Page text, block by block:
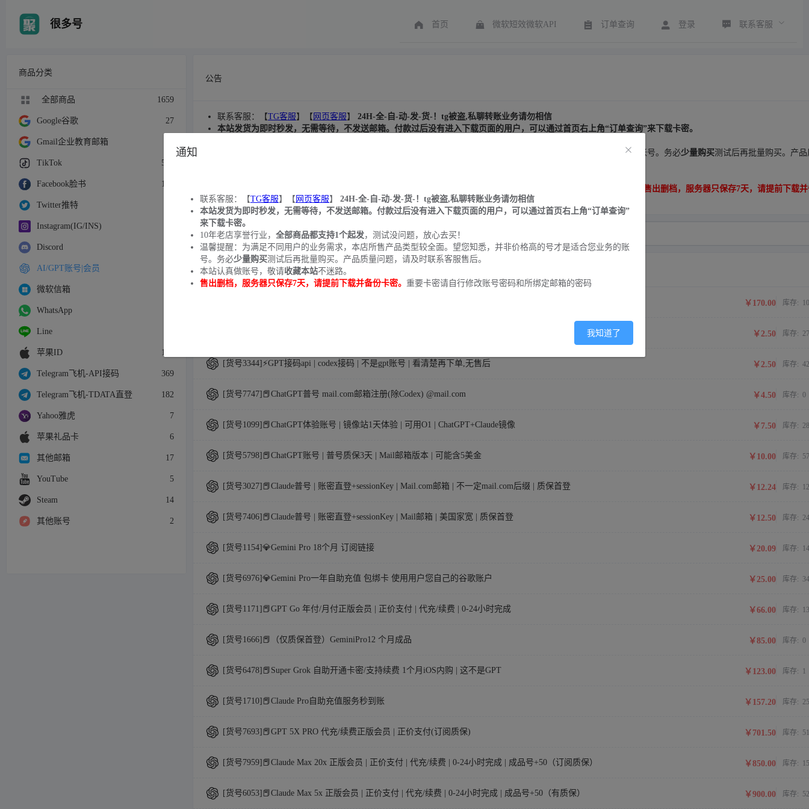
很多号 首页 微软短效微软API 订单查询 登录 联系客服
商品分类
全部商品 1659
Google谷歌 27
Gmail企业教育邮箱
TikTok 516
Facebook脸书 162
Twitter推特
Instagram(IG/INS)
Discord
AI/GPT账号|会员
微软信箱
WhatsApp
Line
苹果ID 107
Telegram飞机-API接码 369
Telegram飞机-TDATA直登 182
Yahoo雅虎 7
苹果礼品卡 6
其他邮箱 17
YouTube 5
Steam 14
其他账号 2
公告
联系客服：【TG客服】【 网页客服】 24H-全-自-动-发-货-！tg被盗,私聊转账业务请勿相信
本站发货为即时秒发，无需等待，不发送邮箱。付款过后没有进入下载页面的用户，可以通过首页右上角“订单查询”来下载卡密。
温馨提醒：为满足不同用户的业务需求，本店所售产品类型较全面。望您知悉，并非价格高的号才是适合您业务的账号。务必少量购买测试后再批量购买。产
2.售出删档，服务器只保存7天，请提前下载
重要卡密请自行修改账号密码和所绑定邮箱的密码
商品列表
￥170.00 库存: 10
￥2.50 库存:
[货号3344]⚡GPT接码api | codex接码 | 不是gpt账号 | 看清楚再下单,无售后 ￥2.50 库存:
[货号7747]📕ChatGPT普号 mail.com邮箱注册(除Codex) @mail.com ￥4.50 库存: 0
[货号1099]📕ChatGPT体验账号 | 镜像站1天体验 | 可用O1 | ChatGPT+Claude镜像 ￥7.50 库存: 28
[货号5798]📕ChatGPT账号 | 普号质保3天 | Mail邮箱版本 | 可能含5美金 ￥10.00 库存: 57
[货号3027]📕Claude普号 | 账密直登+sessionKey | Mail.com邮箱 | 不一定mail.com后缀 | 质保首登 ￥12.24 库存:
[货号7406]📕Claude普号 | 账密直登+sessionKey | Mail邮箱 | 美国家宽 | 质保首登 ￥12.50 库存:
[货号1154]💎Gemini Pro 18个月 订阅链接 ￥20.09 库存:
[货号6976]💎Gemini Pro一年自助充值 包绑卡 使用用户您自己的谷歌账户 ￥25.00 库存: 34
[货号1171]📕GPT Go 年付/月付正版会员 | 正价支付 | 代充/续费 | 0-24小时完成 ￥66.00 库存:
[货号1666]📕（仅质保首登）GeminiPro12 个月成品 ￥85.00 库存: 0
[货号6478]📕Super Grok 自助开通卡密/支持续费 1个月iOS内购 | 这不是GPT ￥123.00 库存: 1
[货号1710]📕Claude Pro自助充值服务秒到账 ￥157.20 库存: 25
[货号7693]📕GPT 5X PRO 代充/续费正版会员 | 正价支付(订阅质保) ￥701.50 库存: 51
[货号7959]📕Claude Max 20x 正版会员 | 正价支付 | 代充/续费 | 0-24小时完成 | 成品号+50（订阅质保） ￥850.00 库存:
[货号6053]📕Claude Max 5x 正版会员 | 正价支付 | 代充/续费 | 0-24小时完成 | 成品号+50（有质保） ￥900.00 库存: 52
通知
联系客服：【TG客服】【 网页客服】 24H-全-自-动-发-货-！tg被盗,私聊转账业务请勿相信
本站发货为即时秒发，无需等待，不发送邮箱。付款过后没有进入下载页面的用户，可以通过首页右上角“订单查询”
来下载卡密。
10年老店享誉行业， 全部商品都支持1个起发，测试没问题，放心去买！
温馨提醒：为满足不同用户的业务需求，本店所售产品类型较全面。望您知悉，并非价格高的号才是适合您业务的账
号。务必少量购买测试后再批量购买。产品质量问题，请及时联系客服售后。
本站认真做账号，敬请收藏本站不迷路。
售出删档，服务器只保存7天，请提前下载并备份卡密。 重要卡密请自行修改账号密码和所绑定邮箱的密码
我知道了